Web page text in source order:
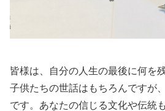
皆様は、自分の人生の最後に何を
子供たちの世話はもちろんですが
です。あなたの信じる文化や伝統